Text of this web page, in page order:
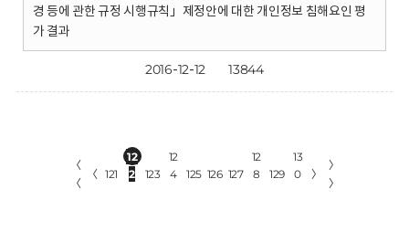
경 등에 관한 규정 시행규칙」제정안에 대한 개인정보 침해요인 평
가 결과
2016-12-12 13844
〈
〈
〈 121
12
2
123
12
4
125 126 127
12
8
129
13
0
〉
〉
〉